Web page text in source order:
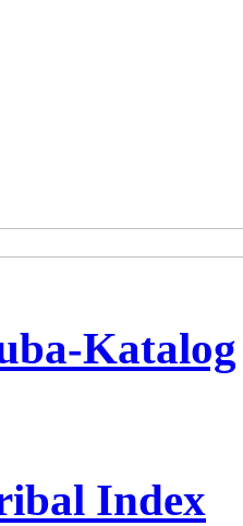
Katalog
Index